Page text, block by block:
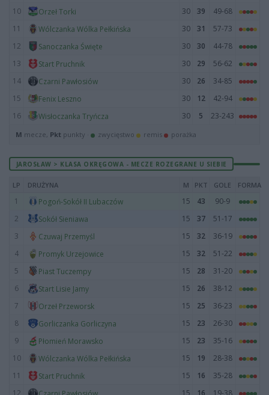
10
Orzeł Torki 30 39
49-68
11
Wólczanka Wólka Pełkińska 30 31
57-73
12
Sanoczanka Święte 30 30
44-78
13
Start Pruchnik 30 29
56-62
14
Czarni Pawłosiów 30 26
34-85
15
Fenix Leszno 30 12
42-94
16
Wisłoczanka Tryńcza 30 5 23-243
M mecze, Pkt punkty · zwycięstwo remis porażka
JAROSŁAW > KLASA OKRĘGOWA - MECZE ROZEGRANE U SIEBIE
LP DRUŻYNA M PKT GOLE FORMA
1 Pogoń-Sokół II Lubaczów 15 43
90-9
2
Sokół Sieniawa 15 37
51-17
3
Czuwaj Przemyśl 15 32
36-19
4
Promyk Urzejowice 15 32
51-22
5
Piast Tuczempy 15 28
31-20
6
Start Lisie Jamy 15 26
38-12
7
Orzeł Przeworsk 15 25
36-23
8
Gorliczanka Gorliczyna 15 23
26-30
9
Płomień Morawsko 15 23
35-16
10
Wólczanka Wólka Pełkińska 15 19
28-38
11
Start Pruchnik 15 16
35-28
12
15 16 19-38